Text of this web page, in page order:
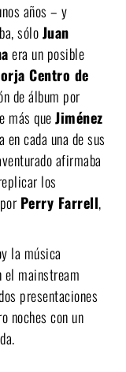
años – y
sóloJuan
era un posible
Centro de
de álbum por
más queJiménez
cada una de sus
afirmaba
los
Perry Farrell,
la música
el mainstream
presentaciones
noches con un